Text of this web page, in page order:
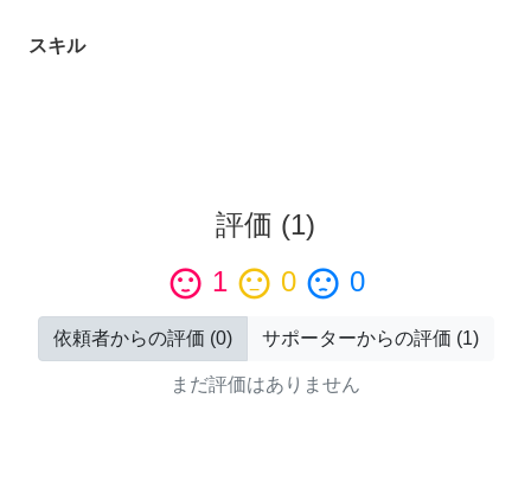
スキル
評価 (1)
sentiment_satisfied 1 sentiment_neutral 0 sentiment_dissatisfied 0
依頼者からの評価 (0) サポーターからの評価 (1)
まだ評価はありません